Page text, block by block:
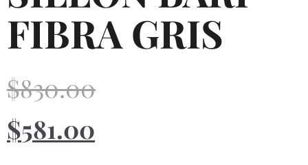
FIBRA GRIS
$830.00
$581.00